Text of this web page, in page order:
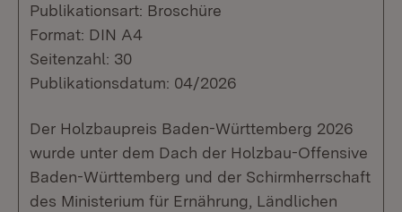
Publikationsart: Broschüre
Format: DIN A4
Seitenzahl: 30
Publikationsdatum: 04/2026
Der Holzbaupreis Baden-Württemberg 2026
wurde unter dem Dach der Holzbau-Offensive
Baden-Württemberg und der Schirmherrschaft
des Ministerium für Ernährung, Ländlichen